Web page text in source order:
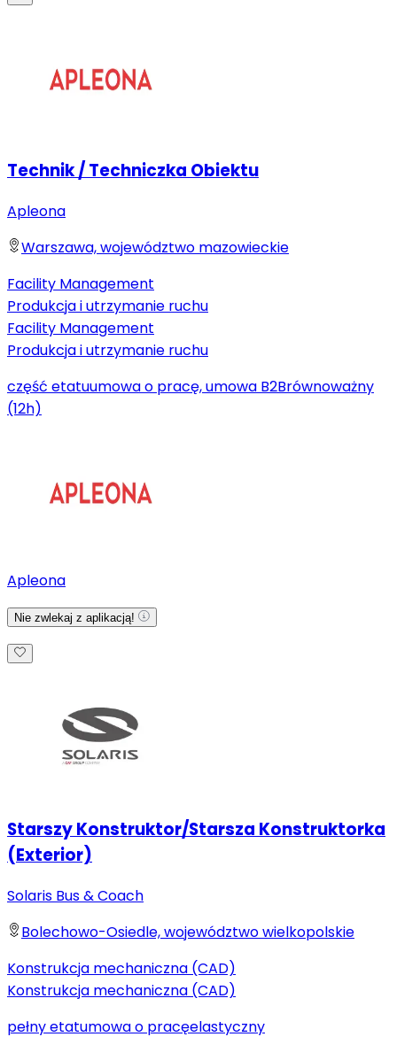
Technik / Techniczka Obiektu
Apleona
Warszawa, województwo mazowieckie
Facility Management
Produkcja i utrzymanie ruchu
Facility Management
Produkcja i utrzymanie ruchu
część etatuumowa o pracę, umowa B2Brównoważny
(12h)
Apleona
Nie zwlekaj z aplikacją!
Starszy Konstruktor/Starsza Konstruktorka
(Exterior)
Solaris Bus & Coach
Bolechowo-Osiedle, województwo wielkopolskie
Konstrukcja mechaniczna (CAD)
Konstrukcja mechaniczna (CAD)
pełny etatumowa o pracęelastyczny